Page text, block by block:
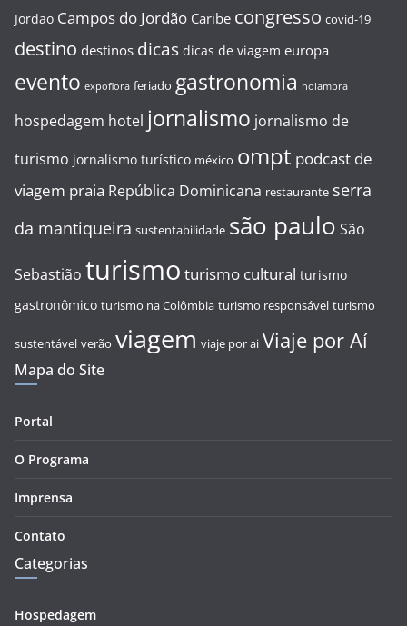
Jordao Campos do Jordão Caribe congresso covid-19
destino destinos dicas dicas de viagem europa
evento expoflora feriado gastronomia holambra
hospedagem hotel jornalismo jornalismo de
turismo jornalismo turístico méxico ompt podcast de
viagem praia República Dominicana restaurante serra
da mantiqueira sustentabilidade são paulo São
Sebastião turismo turismo cultural turismo
gastronômico turismo na Colômbia turismo responsável turismo
sustentável verão viagem viaje por ai Viaje por Aí
Mapa do Site
Portal
O Programa
Imprensa
Contato
Categorias
Hospedagem